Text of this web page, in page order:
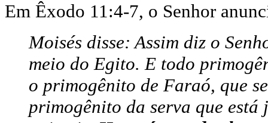
Em Êxodo 11:4-7, o Senhor
Moisés disse: Assim diz o
meio do Egito. E todo
o primogênito de Faraó, que
primogênito da serva que